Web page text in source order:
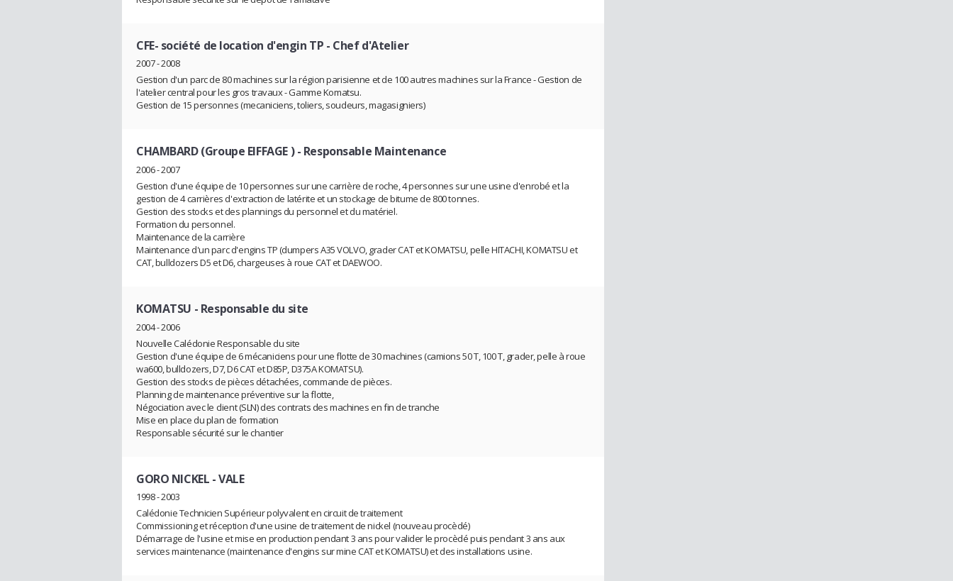
CFE- société de location d'engin TP - Chef d'Atelier
2007 - 2008
Gestion d'un parc de 80 machines sur la région parisienne et de 100 autres machines sur la France - Gestion de
l'atelier central pour les gros travaux - Gamme Komatsu.
Gestion de 15 personnes (mecaniciens, toliers, soudeurs, magasigniers)
CHAMBARD (Groupe EIFFAGE )- Responsable Maintenance
2006 - 2007
Gestion d'une équipe de 10 personnes sur une carrière de roche, 4 personnes sur une usine d'enrobé et la
gestion de 4 carrières d'extraction de latérite et un stockage de bitume de 800 tonnes.
Gestion des stocks et des plannings du personnel et du matériel.
Formation du personnel.
Maintenance de la carrière
Maintenance d'un parc d'engins TP (dumpers A35 VOLVO, grader CAT et KOMATSU, pelle HITACHI, KOMATSU et
CAT, bulldozers D5 et D6, chargeuses à roue CAT et DAEWOO.
KOMATSU - Responsable du site
2004 - 2006
Nouvelle Calédonie Responsable du site
Gestion d'une équipe de 6 mécaniciens pour une flotte de 30 machines (camions 50 T, 100 T, grader, pelle à roue
wa600, bulldozers, D7, D6 CAT et D85P, D375A KOMATSU).
Gestion des stocks de pièces détachées, commande de pièces.
Planning de maintenance préventive sur la flotte,
Négociation avec le client (SLN) des contrats des machines en fin de tranche
Mise en place du plan de formation
Responsable sécurité sur le chantier
GORO NICKEL - VALE
1998 - 2003
Calédonie Technicien Supérieur polyvalent en circuit de traitement
Commissioning et réception d'une usine de traitement de nickel (nouveau procèdé)
Démarrage de l'usine et mise en production pendant 3 ans pour valider le procèdé puis pendant 3 ans aux
services maintenance (maintenance d'engins sur mine CAT et KOMATSU) et des installations usine.